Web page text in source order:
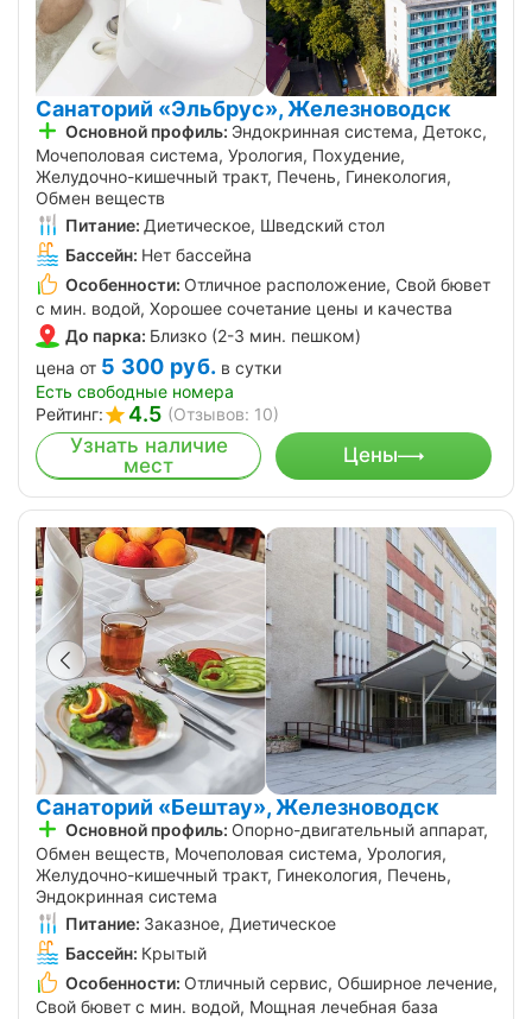
Санаторий «Эльбрус», Железноводск
Основной профиль: Эндокринная система, Детокс,
Мочеполовая система, Урология, Похудение,
Желудочно-кишечный тракт, Печень, Гинекология,
Обмен веществ
Питание: Диетическое, Шведский стол
Бассейн: Нет бассейна
Особенности: Отличное расположение, Свой бювет
с мин. водой, Хорошее сочетание цены и качества
До парка: Близко (2-3 мин. пешком)
цена от 5 300 руб. в сутки
Есть свободные номера
Рейтинг:
4.5 (Отзывов: 10)
Узнать наличие
мест
Цены
Санаторий «Бештау», Железноводск
Основной профиль: Опорно-двигательный аппарат,
Обмен веществ, Мочеполовая система, Урология,
Желудочно-кишечный тракт, Гинекология, Печень,
Эндокринная система
Питание: Заказное, Диетическое
Бассейн: Крытый
Особенности: Отличный сервис, Обширное лечение,
Свой бювет с мин. водой, Мощная лечебная база